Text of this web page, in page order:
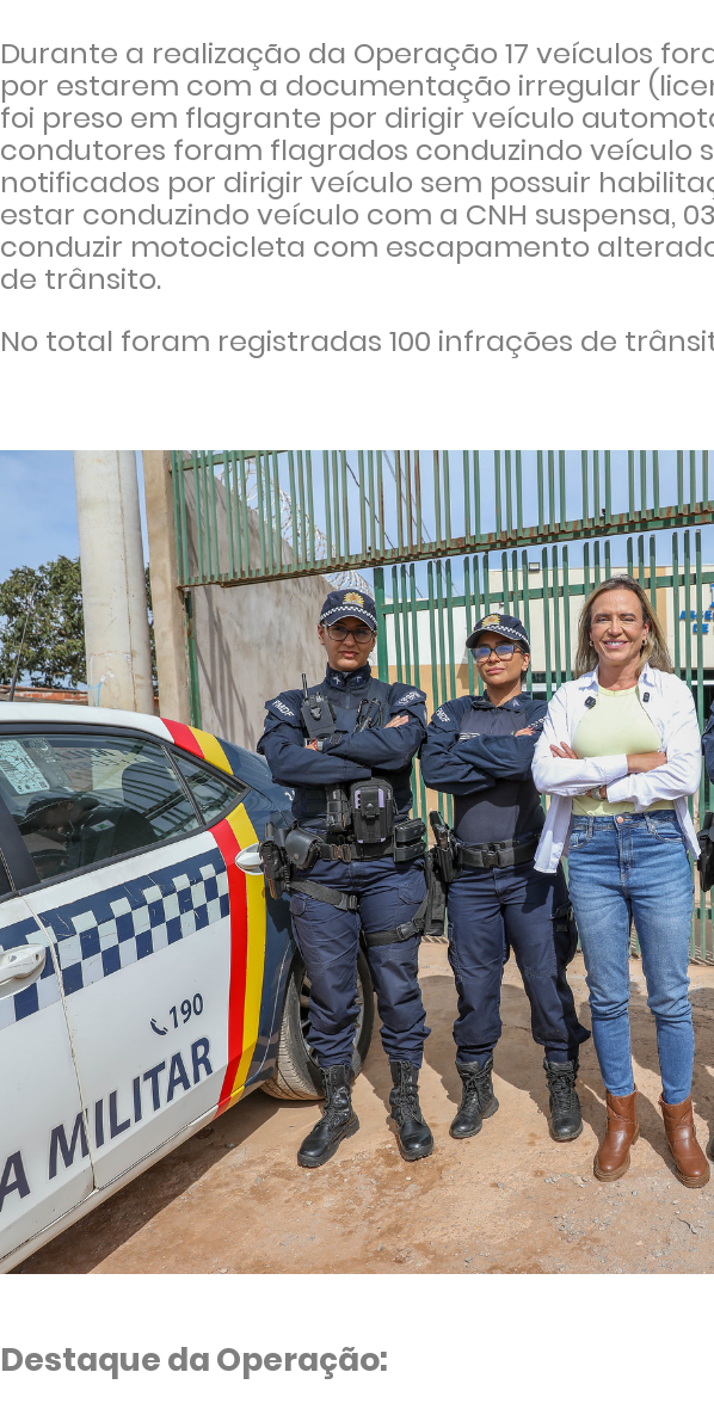
Durante a realização da Operação 17 veículos
por estarem com a documentação irregular
foi preso em flagrante por dirigir veículo
condutores foram flagrados conduzindo veículo
notificados por dirigir veículo sem possuir
estar conduzindo veículo com a CNH suspensa,
conduzir motocicleta com escapamento
de trânsito.
No total foram registradas 100 infrações de
Destaque da Operação: